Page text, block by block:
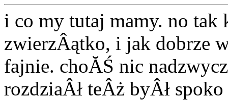
i co my tutaj mamy. no tak
zwierzÂątko, i jak dobrze
fajnie. choĂŚ nic
rozdziaÂł teÂż byÂł